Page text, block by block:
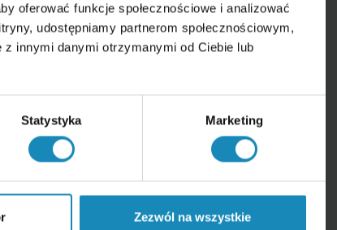
oferować funkcje społecznościowe i analizować
udostępniamy partnerom społecznościowym,
innymi danymi otrzymanymi od Ciebie lub
Statystyka Marketing
Zezwól na wszystkie